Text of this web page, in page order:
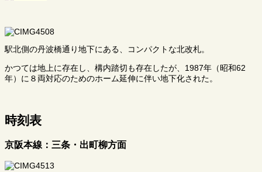
駅北側の丹波橋通り地下にある、コンパクトな北改札。
かつては地上に存在し、構内踏切も存在したが、1987年（昭和62
年）に８両対応のためのホーム延伸に伴い地下化された。
時刻表
京阪本線：三条・出町柳方面